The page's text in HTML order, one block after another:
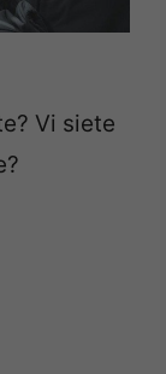
Vi siete